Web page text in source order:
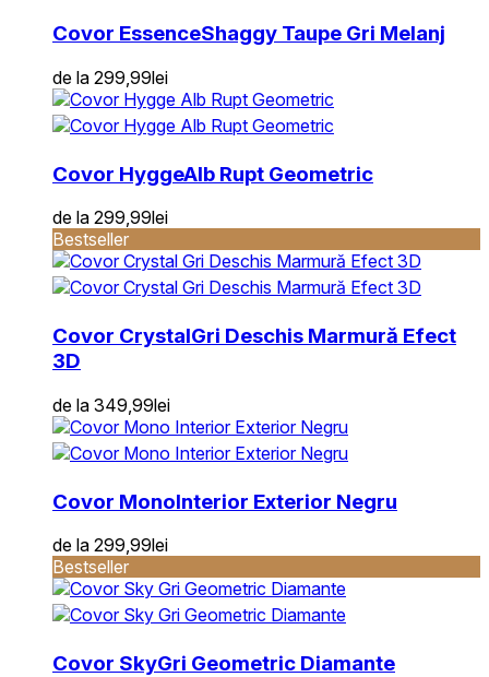
Covor EssenceShaggy Taupe Gri Melanj
de la 299,99lei
Covor HyggeAlb Rupt Geometric
de la 299,99lei
Bestseller
Covor CrystalGri Deschis Marmură Efect
3D
de la 349,99lei
Covor MonoInterior Exterior Negru
de la 299,99lei
Bestseller
Covor SkyGri Geometric Diamante